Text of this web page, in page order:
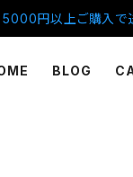
5000円以上ご購入で
BLOG